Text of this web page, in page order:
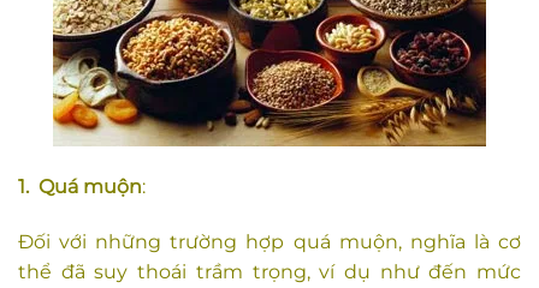
1. Quá muộn:
Đối với những trường hợp quá muộn, nghĩa là cơ
thể đã suy thoái trầm trọng, ví dụ như đến mức